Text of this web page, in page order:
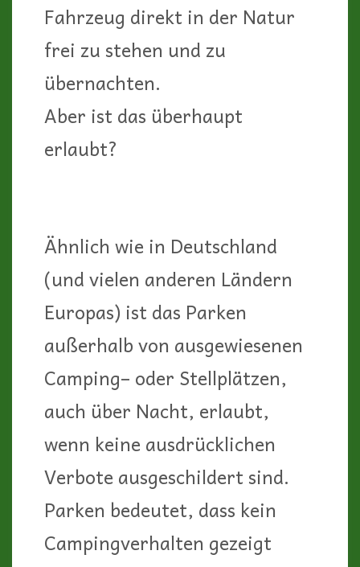
Fahrzeug direkt in der Natur
frei zu stehen und zu
übernachten.
Aber ist das überhaupt
erlaubt?
Ähnlich wie in Deutschland
(und vielen anderen Ländern
Europas) ist das Parken
außerhalb von ausgewiesenen
Camping– oder Stellplätzen,
auch über Nacht, erlaubt,
wenn keine ausdrücklichen
Verbote ausgeschildert sind.
Parken bedeutet, dass kein
Campingverhalten gezeigt